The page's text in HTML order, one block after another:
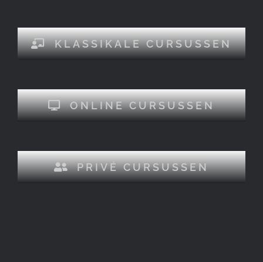
KLASSIKALE CURSUSSEN
ONLINE CURSUSSEN
PRIVÉ CURSUSSEN